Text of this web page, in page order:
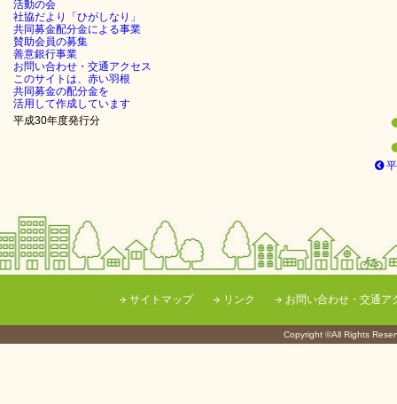
活動の会
社協だより「ひがしなり」
共同募金配分金による事業
賛助会員の募集
善意銀行事業
お問い合わせ・交通アクセス
このサイトは、赤い羽根
共同募金の配分金を
活用して作成しています
平成30年度発行分
平
サイトマップ リンク お問い合わせ・交通ア
Copyright ©All Rights